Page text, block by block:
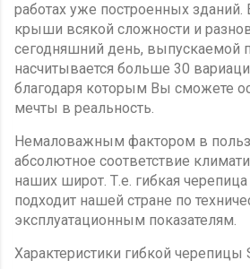
работах уже построенных
крыши всякой сложности и
сегодняшний день, выпускаемой
насчитывается больше 30
благодаря которым Вы сможете
мечты в реальность.
Немаловажным фактором в
абсолютное соответствие
наших широт. Т.е. гибкая
подходит нашей стране по
эксплуатационным показателям.
Характеристики гибкой черепицы